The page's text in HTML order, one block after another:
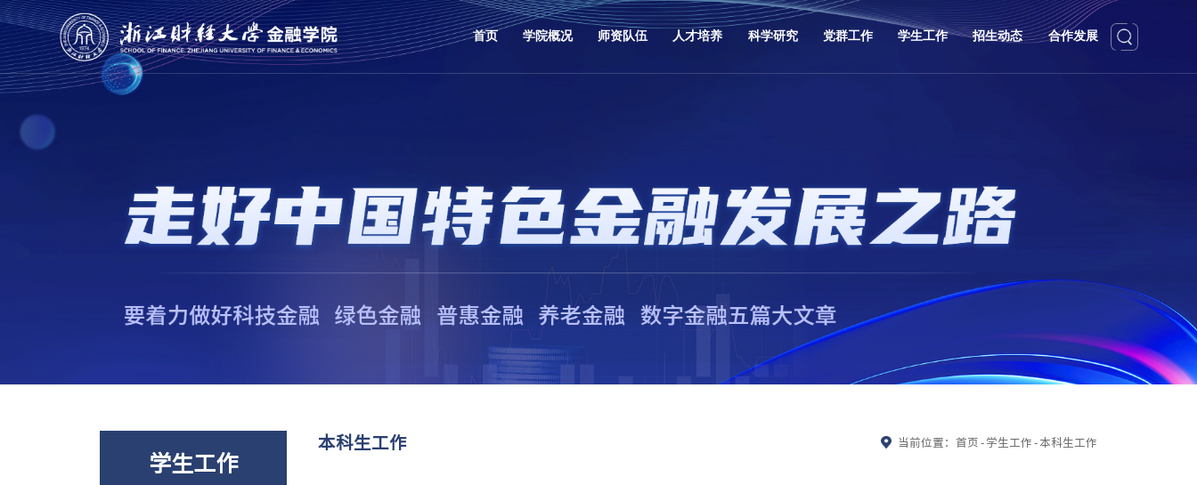
首页 学院概况 师资队伍 人才培养 科学研究 党群工作 学生工作 招生动态 合作发展
学生工作
本科生工作 当前位置： 首页-学生工作-本科生工作